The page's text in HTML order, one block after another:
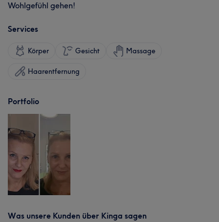
Wohlgefühl gehen!
Services
Körper Gesicht Massage
Haarentfernung
Portfolio
Was unsere Kunden über Kinga sagen